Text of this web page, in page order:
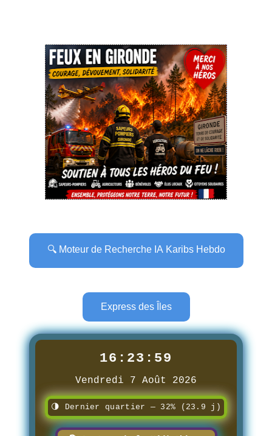
🔍 Moteur de Recherche IA Karibs Hebdo
Express des Îles
16:24:00
Vendredi 7 Août 2026
🌗 Dernier quartier — 32% (23.9 j)